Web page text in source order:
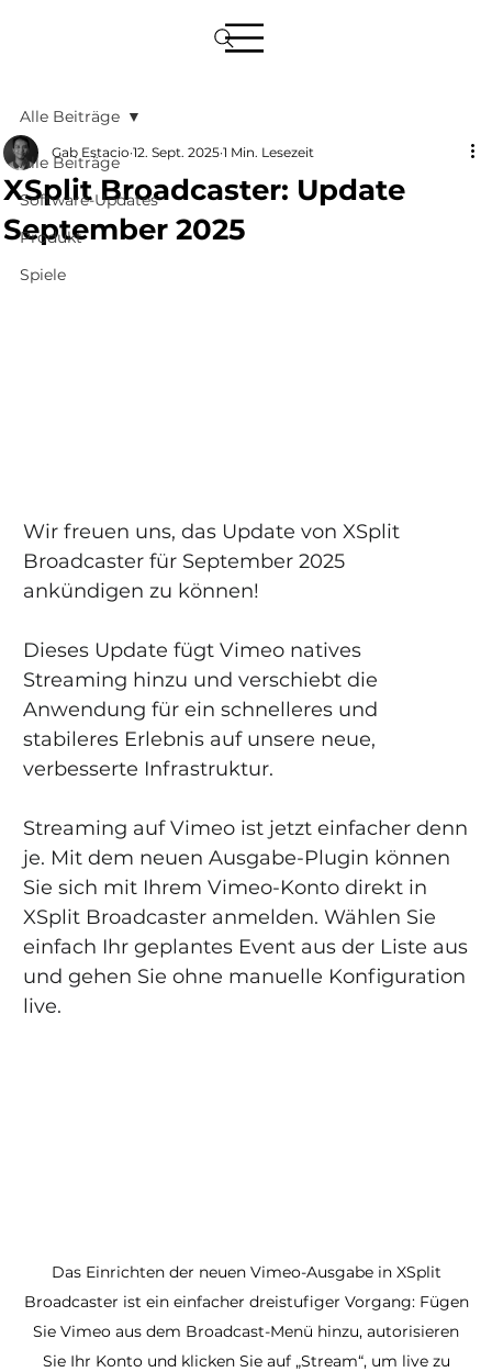
Alle Beiträge
Software-Updates
Produkt
Spiele
Alle Beiträge
XSplit Broadcaster: Update
September 2025
Gab Estacio 12. Sept. 2025 1 Min. Lesezeit
Wir freuen uns, das Update von XSplit
Broadcaster für September 2025
ankündigen zu können!
Dieses Update fügt Vimeo natives
Streaming hinzu und verschiebt die
Anwendung für ein schnelleres und
stabileres Erlebnis auf unsere neue,
verbesserte Infrastruktur.
Streaming auf Vimeo ist jetzt einfacher denn
je. Mit dem neuen Ausgabe-Plugin können
Sie sich mit Ihrem Vimeo-Konto direkt in
XSplit Broadcaster anmelden. Wählen Sie
einfach Ihr geplantes Event aus der Liste aus
und gehen Sie ohne manuelle Konfiguration
live.
Das Einrichten der neuen Vimeo-Ausgabe in XSplit
Broadcaster ist ein einfacher dreistufiger Vorgang: Fügen
Sie Vimeo aus dem Broadcast-Menü hinzu, autorisieren
Sie Ihr Konto und klicken Sie auf „Stream“, um live zu